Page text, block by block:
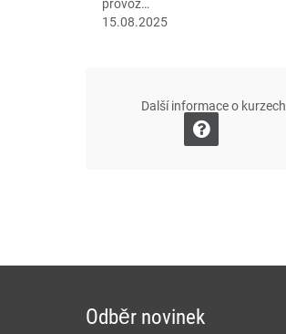
provoz…
15.08.2025
Další informace o kurzech
Odběr novinek